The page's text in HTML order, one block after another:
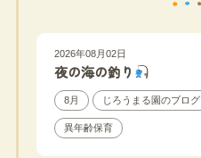
2026年08月02日
夜の海の釣り
8月 じろうまる園のブログ
異年齢保育